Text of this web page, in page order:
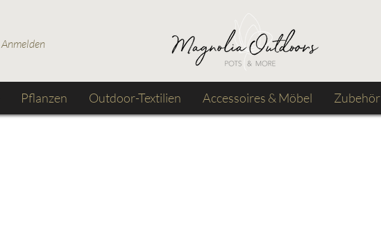
Anmelden
Pflanzen Outdoor-Textilien Accessoires & Möbel Zubehör